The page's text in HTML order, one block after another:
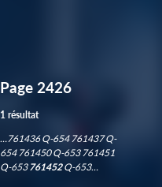
Page 2426
1 résultat
…761436 Q-654 761437 Q-
654 761450 Q-653 761451
Q-653 761452Q-653…